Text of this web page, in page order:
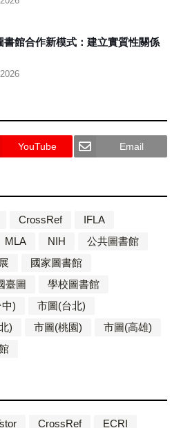
書館合作新模式：建立實質性關係
YouTube Email
CrossRef
IFLA
MLA NIH
公共圖書館
國家圖書館
臺圖
學校圖書館
)
市圖(台北)
) 市圖(桃園)
市圖(高雄)
CrossRef
ECRI